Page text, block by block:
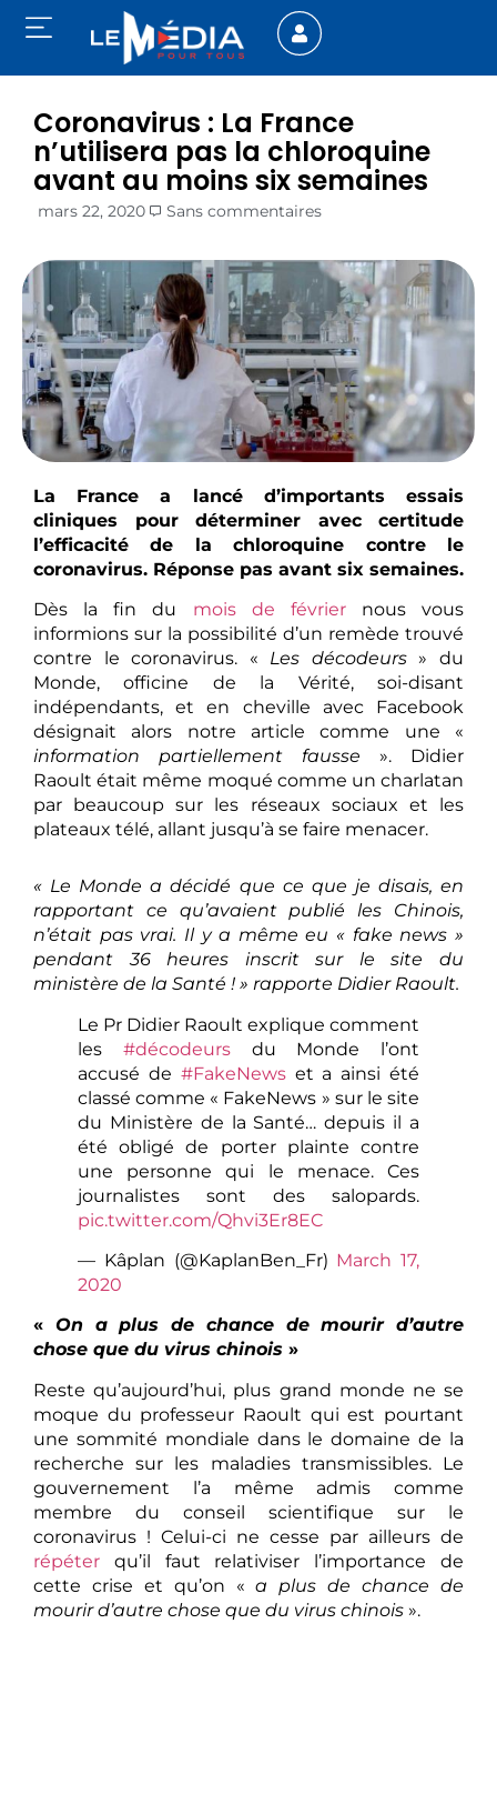
Coronavirus : La France
n’utilisera pas la chloroquine
avant au moins six semaines
mars 22, 2020 Sans commentaires
La France a lancé d’importants essais
cliniques pour déterminer avec certitude
l’efficacité de la chloroquine contre le
coronavirus. Réponse pas avant six semaines.
Dès la fin du mois de févriernous vous
informions sur la possibilité d’un remède trouvé
contre le coronavirus. « Les décodeurs» du
Monde, officine de la Vérité, soi-disant
indépendants, et en cheville avec Facebook
désignait alors notre article comme une «
information partiellement fausse ». Didier
Raoult était même moqué comme un charlatan
par beaucoup sur les réseaux sociaux et les
plateaux télé, allant jusqu’à se faire menacer.
« Le Monde a décidé que ce que je disais, en
rapportant ce qu’avaient publié les Chinois,
n’était pas vrai. Il y a même eu « fake news »
pendant 36 heures inscrit sur le site du
ministère de la Santé ! » rapporte Didier Raoult.
Le Pr Didier Raoult explique comment
les #décodeursdu Monde l’ont
accusé de #FakeNewset a ainsi été
classé comme « FakeNews » sur le site
du Ministère de la Santé… depuis il a
été obligé de porter plainte contre
une personne qui le menace. Ces
journalistes sont des salopards.
pic.twitter.com/Qhvi3Er8EC
— Kâplan (@KaplanBen_Fr) March 17,
2020
« On a plus de chance de mourir d’autre
chose que du virus chinois »
Reste qu’aujourd’hui, plus grand monde ne se
moque du professeur Raoult qui est pourtant
une sommité mondiale dans le domaine de la
recherche sur les maladies transmissibles. Le
gouvernement l’a même admis comme
membre du conseil scientifique sur le
coronavirus ! Celui-ci ne cesse par ailleurs de
répéter qu’il faut relativiser l’importance de
cette crise et qu’on « a plus de chance de
mourir d’autre chose que du virus chinois ».